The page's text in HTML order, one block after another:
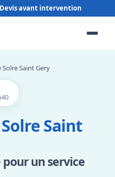
Solre Saint Gery
Saint
un service